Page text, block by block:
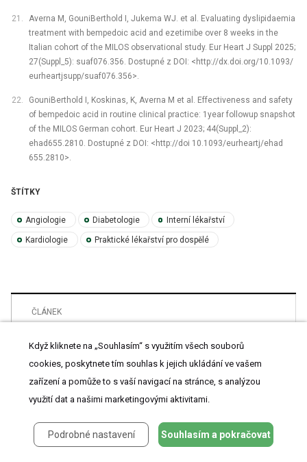
Averna M, Gouni­Berthold I, Jukema WJ. et al. Evaluating dyslipidaemia
treatment with bempedoic acid and ezetimibe over 8 weeks in the
Italian cohort of the MILOS observational study. Eur Heart J Suppl 2025;
27(Suppl_5): suaf076.356. Dostupné z DOI: <http://dx.doi.org/10.1093/
eurheartjsupp/suaf076.356>.
Gouni­Berthold I, Koskinas, K, Averna M et al. Effectiveness and safety
of bempedoic acid in routine clinical practice: 1­year follow­up snapshot
of the MILOS German cohort. Eur Heart J 2023; 44(Suppl_2):
ehad655.2810. Dostupné z DOI: <http://doi 10.1093/eurheartj/ehad
655.2810>.
ŠTÍTKY
Angiologie Diabetologie Interní lékařství
Kardiologie Praktické lékařství pro dospělé
ČLÁNEK
dyslipidémia v centre modernej
kardiovaskulárnej prevencie
Když kliknete na „Souhlasím“ s využitím všech souborů
cookies, poskytnete tím souhlas k jejich ukládání ve vašem
zařízení a pomůže to s vaší navigací na stránce, s analýzou
využití dat a našimi marketingovými aktivitami.
Podrobné nastavení Souhlasím a pokračovat